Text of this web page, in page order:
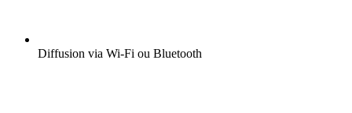
Diffusion via Wi-Fi ou Bluetooth